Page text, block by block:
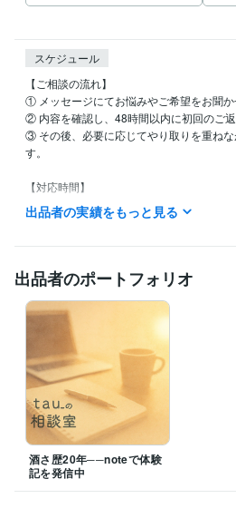
スケジュール
【ご相談の流れ】
① メッセージにてお悩みやご希望をお聞か
② 内容を確認し、48時間以内に初回のご返
③ その後、必要に応じてやり取りを重ね
す。
【対応時間】
毎日対応可能です。ご相談内容に応じて、
お返事は通常24〜48時間以内にお届けしま
経験職種
出品者の実績をもっと見る
出品者のポートフォリオ
酒さ歴20年──noteで体験
記を発信中